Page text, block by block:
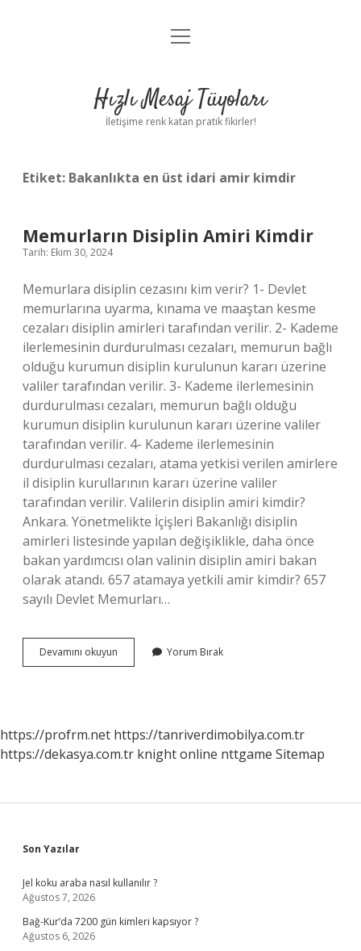
Anasayfa
Yasal Uyarı
menüyü
Hızlı Mesaj Tüyoları
İletişime renk katan pratik fikirler!
Etiket: Bakanlıkta en üst idari amir kimdir
Memurların Disiplin Amiri Kimdir
Tarih: Ekim 30, 2024
Memurlara disiplin cezasını kim verir? 1- Devlet
memurlarına uyarma, kınama ve maaştan kesme
cezaları disiplin amirleri tarafından verilir. 2- Kademe
ilerlemesinin durdurulması cezaları, memurun bağlı
olduğu kurumun disiplin kurulunun kararı üzerine
valiler tarafından verilir. 3- Kademe ilerlemesinin
durdurulması cezaları, memurun bağlı olduğu
kurumun disiplin kurulunun kararı üzerine valiler
tarafından verilir. 4- Kademe ilerlemesinin
durdurulması cezaları, atama yetkisi verilen amirlere
il disiplin kurullarının kararı üzerine valiler
tarafından verilir. Valilerin disiplin amiri kimdir?
Ankara. Yönetmelikte İçişleri Bakanlığı disiplin
amirleri listesinde yapılan değişiklikle, daha önce
bakan yardımcısı olan valinin disiplin amiri bakan
olarak atandı. 657 atamaya yetkili amir kimdir? 657
sayılı Devlet Memurları…
Devamını okuyun Memurların
Disiplin
Yorum Bırak
https://profrm.net https://tanriverdimobilya.com.tr
https://dekasya.com.tr knight online nttgame Sitemap
Sidebar
Son Yazılar
Jel koku araba nasıl kullanılır ?
Ağustos 7, 2026
Bağ-Kur’da 7200 gün kimleri kapsıyor ?
Ağustos 6, 2026